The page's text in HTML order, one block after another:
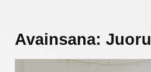
Avainsana: Juoru